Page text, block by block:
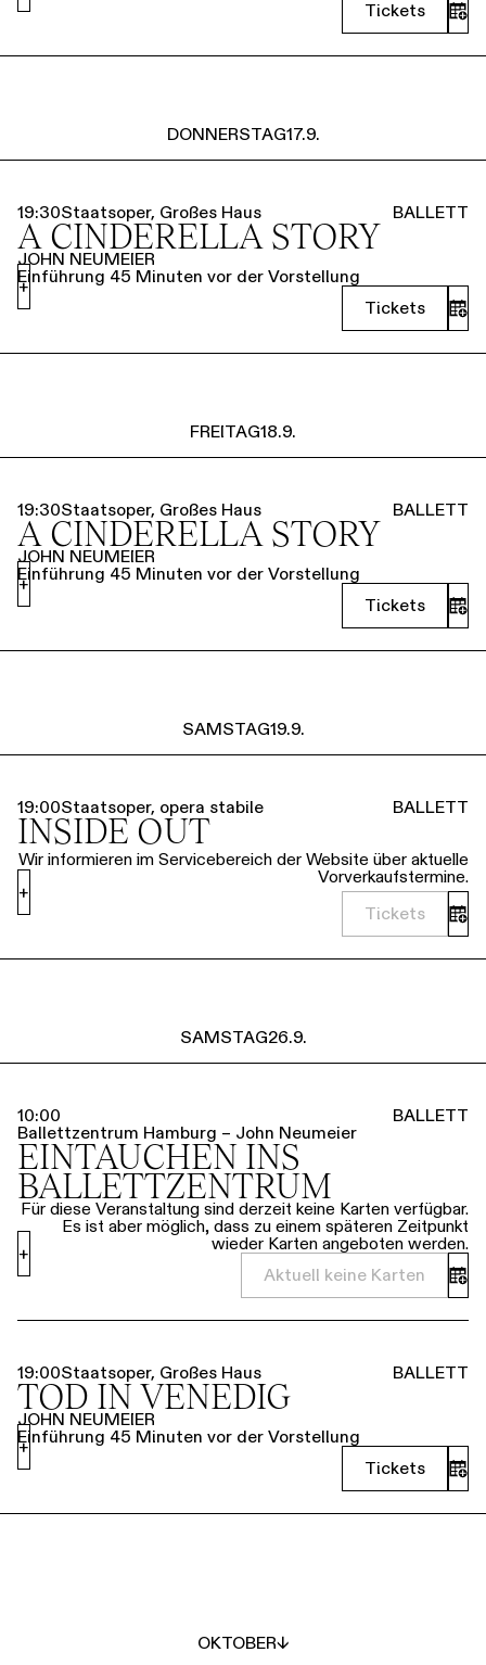
Tickets
DONNERSTAG17.9.
19:30Staatsoper, Großes Haus BALLETT
A CINDERELLA STORY
JOHN NEUMEIER
Einführung 45 Minuten vor der Vorstellung
Tickets
+
FREITAG18.9.
19:30Staatsoper, Großes Haus BALLETT
A CINDERELLA STORY
JOHN NEUMEIER
Einführung 45 Minuten vor der Vorstellung
Tickets
+
SAMSTAG19.9.
19:00Staatsoper, opera stabile BALLETT
INSIDE OUT
Wir informieren im Servicebereich der Website über aktuelle
Vorverkaufstermine.
Tickets
+
SAMSTAG26.9.
10:00
Ballettzentrum Hamburg – John Neumeier
BALLETT
EINTAUCHEN INS
BALLETTZENTRUM
Für diese Veranstaltung sind derzeit keine Karten verfügbar.
Es ist aber möglich, dass zu einem späteren Zeitpunkt
wieder Karten angeboten werden.
Aktuell keine Karten
+
19:00Staatsoper, Großes Haus BALLETT
TOD IN VENEDIG
JOHN NEUMEIER
Einführung 45 Minuten vor der Vorstellung
Tickets
+
OKTOBER↓